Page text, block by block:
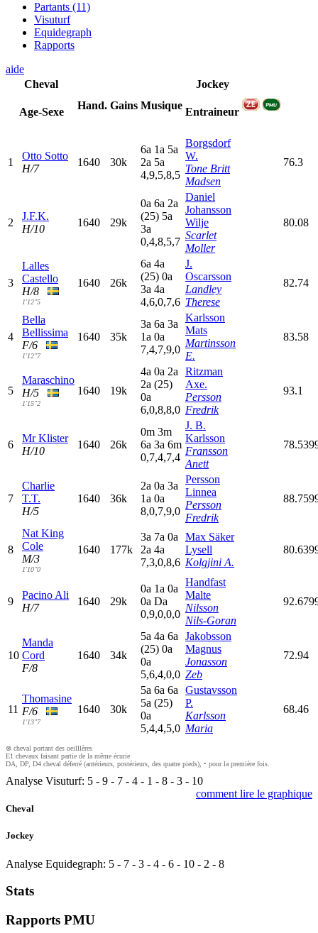
Partants (11)
Visuturf
Equidegraph
Rapports
aide
Cheval
Age-Sexe
Hand. Gains Musique
Jockey
Entraineur
1
Otto Sotto
H/7
1640 30k
6a 1a 5a
2a 5a
4,9,5,8,5
Borgsdorf
W.
Tone Britt
Madsen
76.3
2
J.F.K.
H/10
1640 29k
0a 6a 2a
(25) 5a
3a
0,4,8,5,7
Daniel
Johansson
Wilje
Scarlet
Moller
80.08
3
Lalles
Castello
H/8
1'12"5
1640 26k
6a 4a
(25) 0a
3a 4a
4,6,0,7,6
J.
Oscarsson
Landley
Therese
82.74
4
Bella
Bellissima
F/6
1'12"7
1640 35k
3a 6a 3a
1a 0a
7,4,7,9,0
Karlsson
Mats
Martinsson
E.
83.58
5
Maraschino
H/5
1'15"2
1640 19k
4a 0a 2a
2a (25)
0a
6,0,8,8,0
Ritzman
Axe.
Persson
Fredrik
93.1
6
Mr Klister
H/10
1640 26k
0m 3m
6a 3a 6m
0,7,4,7,4
J. B.
Karlsson
Fransson
Anett
7
Charlie
T.T.
H/5
1640 36k
2a 0a 3a
1a 0a
8,0,7,9,0
Persson
Linnea
Persson
Fredrik
8
Nat King
Cole
M/3
1'10"0
1640 177k
3a 7a 0a
2a 4a
7,3,0,8,6
Max Säker
Lysell
Kolgjini A.
9
Pacino Ali
H/7
1640 29k
0a 1a 0a
0a Da
0,9,0,0,0
Handfast
Malte
Nilsson
Nils-Goran
10
Manda
Cord
F/8
1640 34k
5a 4a 6a
(25) 0a
0a
5,6,4,0,0
Jakobsson
Magnus
Jonasson
Zeb
72.94
11
Thomasine
F/6
1'13"7
1640 30k
5a 6a 6a
5a (25)
0a
5,4,4,5,0
Gustavsson
P.
Karlsson
Maria
68.46
⊗ cheval portant des oeilllères
E1 chevaux faisant partie de la même écurie
DA, DP, D4 cheval déferré (antérieurs, postérieurs, des quatre pieds), • pour la première fois.
Analyse Visuturf: 5 - 9 - 7 - 4 - 1 - 8 - 3 - 10
comment lire le graphique
Cheval
Jockey
Analyse Equidegraph: 5 - 7 - 3 - 4 - 6 - 10 - 2 - 8
Stats
Rapports PMU